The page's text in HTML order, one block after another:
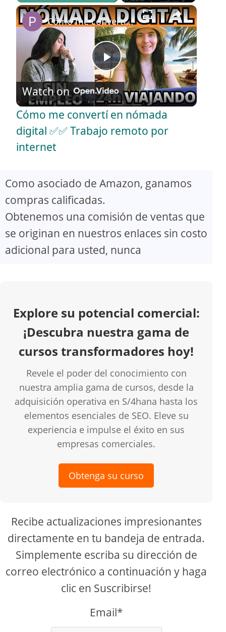
Play Unmute Fullscreen ×
P
l
a
V
i
d
o
Cómo me convertí en nómada digital ✅✅ Trabajo remoto por internet
Watch on
Cómo me convertí en nómada
digital ✅✅ Trabajo remoto por
internet
Como asociado de Amazon, ganamos
compras calificadas.
Obtenemos una comisión de ventas que
se originan en nuestros enlaces sin costo
adicional para usted, nunca
Explore su potencial comercial:
¡Descubra nuestra gama de
cursos transformadores hoy!
Revele el poder del conocimiento con
nuestra amplia gama de cursos, desde la
adquisición operativa en S/4hana hasta los
elementos esenciales de SEO. Eleve su
experiencia e impulse el éxito en sus
empresas comerciales.
Obtenga su curso
Recibe actualizaciones impresionantes
directamente en tu bandeja de entrada.
Simplemente escriba su dirección de
correo electrónico a continuación y haga
clic en Suscribirse!
Email*